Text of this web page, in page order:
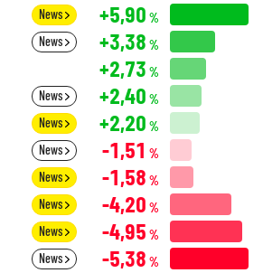
News +5,90 %
News +3,38 %
+2,73 %
News +2,40 %
News +2,20 %
News -1,51 %
News -1,58 %
News -4,20 %
News -4,95 %
News -5,38 %